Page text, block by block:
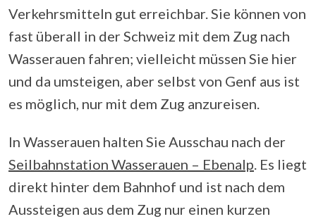
Verkehrsmitteln gut erreichbar. Sie können von
fast überall in der Schweiz mit dem Zug nach
Wasserauen fahren; vielleicht müssen Sie hier
und da umsteigen, aber selbst von Genf aus ist
es möglich, nur mit dem Zug anzureisen.
In Wasserauen halten Sie Ausschau nach der
Seilbahnstation Wasserauen – Ebenalp. Es liegt
direkt hinter dem Bahnhof und ist nach dem
Aussteigen aus dem Zug nur einen kurzen